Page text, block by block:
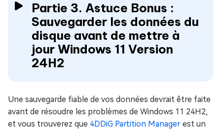
Partie 3. Astuce Bonus :
Sauvegarder les données du
disque avant de mettre à
jour Windows 11 Version
24H2
Une sauvegarde fiable de vos données devrait être faite
avant de résoudre les problèmes de Windows 11 24H2,
et vous trouverez que 4DDiG Partition Manager est un